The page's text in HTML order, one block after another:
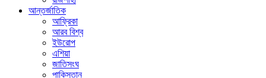
আন্তর্জাতিক
আফ্রিকা
আরব বিশ্ব
ইউরোপ
এশিয়া
জাতিসংঘ
পাকিস্তান